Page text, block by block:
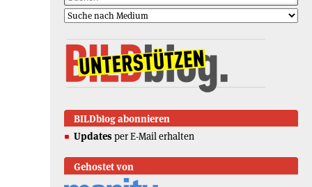
BILDblog abonnieren
Updates per E-Mail erhalten
Gehostet von